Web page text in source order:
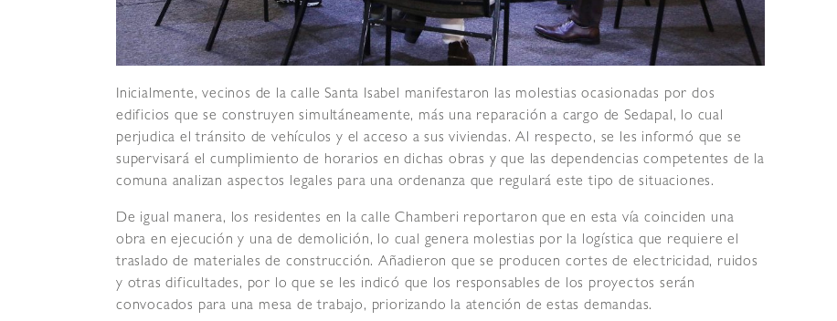
Inicialmente, vecinos de la calle Santa Isabel manifestaron las molestias ocasionadas por dos
edificios que se construyen simultáneamente, más una reparación a cargo de Sedapal, lo cual
perjudica el tránsito de vehículos y el acceso a sus viviendas. Al respecto, se les informó que se
supervisará el cumplimiento de horarios en dichas obras y que las dependencias competentes de la
comuna analizan aspectos legales para una ordenanza que regulará este tipo de situaciones.
De igual manera, los residentes en la calle Chamberi reportaron que en esta vía coinciden una
obra en ejecución y una de demolición, lo cual genera molestias por la logística que requiere el
traslado de materiales de construcción. Añadieron que se producen cortes de electricidad, ruidos
y otras dificultades, por lo que se les indicó que los responsables de los proyectos serán
convocados para una mesa de trabajo, priorizando la atención de estas demandas.